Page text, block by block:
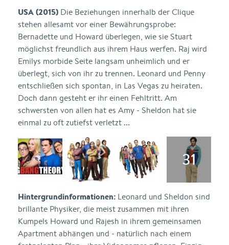
USA (2015) Die Beziehungen innerhalb der Clique
stehen allesamt vor einer Bewährungsprobe:
Bernadette und Howard überlegen, wie sie Stuart
möglichst freundlich aus ihrem Haus werfen. Raj wird
Emilys morbide Seite langsam unheimlich und er
überlegt, sich von ihr zu trennen. Leonard und Penny
entschließen sich spontan, in Las Vegas zu heiraten.
Doch dann gesteht er ihr einen Fehltritt. Am
schwersten von allen hat es Amy - Sheldon hat sie
einmal zu oft zutiefst verletzt ...
Hintergrundinformationen: Leonard und Sheldon sind
brillante Physiker, die meist zusammen mit ihren
Kumpels Howard und Rajesh in ihrem gemeinsamen
Apartment abhängen und - natürlich nach einem